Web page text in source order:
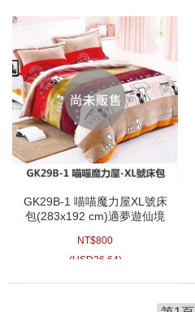
GK29B-1 喵喵魔力屋XL號床
包(283x192 cm)適夢遊仙境
歡樂時光充氣墊
NT$800
(USD26.64)